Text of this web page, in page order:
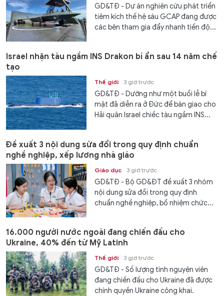
GD&TĐ - Dự án nghiên cứu phát triển
tiêm kích thế hệ sáu GCAP đang được
các bên tham gia đẩy nhanh tiến độ...
Israel nhận tàu ngầm INS Drakon bí ẩn sau 14 năm chế
tạo
Thế giới 3 giờ trước
GD&TĐ - Dường như một buổi lễ bí
mật đã diễn ra ở Đức để bàn giao cho
Hải quân Israel chiếc tàu ngầm INS...
Đề xuất 3 nội dung sửa đổi trong quy định chuẩn
nghề nghiệp, xếp lương nhà giáo
Giáo dục 3 giờ trước
GD&TĐ - Bộ GD&ĐT đề xuất 3 nhóm
nội dung sửa đổi trong quy định
chuẩn nghề nghiệp, bổ nhiệm chức...
16.000 người nước ngoài đang chiến đấu cho
Ukraine, 40% đến từ Mỹ Latinh
Thế giới 3 giờ trước
GD&TĐ - Số lượng tình nguyện viên
đang chiến đấu cho Ukraine đã được
chính quyền Ukraine công khai.